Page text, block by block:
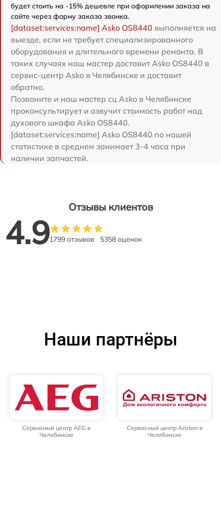
будет стоить на -15% дешевле при оформлении заказа на
сайте через форму заказа звонка.
[dataset:services:name] Asko OS8440 выполняется на
выезде, если не требует специализированного
оборудования и длительного времени ремонта. В
таких случаях наш мастер доставит Asko OS8440 в
сервис-центр Asko в Челябинске и доставит
обратно.
Позвоните и наш мастер сц Asko в Челябинске
проконсультирует и озвучит стоимость работ над
духового шкафа Asko OS8440.
[dataset:services:name] Asko OS8440 по нашей
статистике в среднем занимает 3-4 часа при
наличии запчастей.
Отзывы клиентов
4.91799 отзывов 5358 оценок
Наши партнёры
Сервисный центр AEG в
Челябинске
Сервисный центр Ariston в
Челябинске